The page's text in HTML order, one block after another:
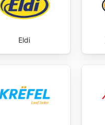
Eldi